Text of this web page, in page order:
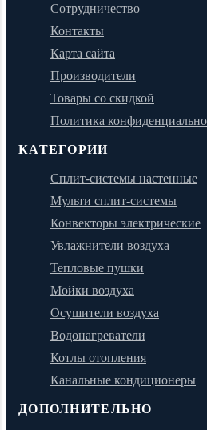
Сотрудничество
Контакты
Карта сайта
Производители
Товары со скидкой
Политика
КАТЕГОРИИ
Сплит-системы настенные
Мульти сплит-системы
Конвекторы электрические
Увлажнители воздуха
Тепловые пушки
Мойки воздуха
Осушители воздуха
Водонагреватели
Котлы отопления
Канальные кондиционеры
ДОПОЛНИТЕЛЬНО